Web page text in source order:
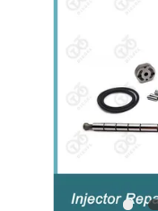
PRIVACY
POLICY